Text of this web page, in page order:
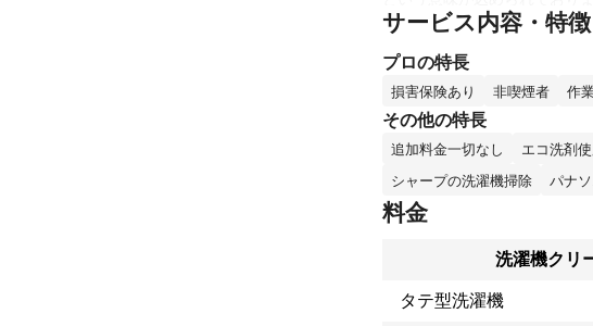
の資格を取得、一般社団法人日
エアコンクリーニング協会に
初めてハウスクリーニングを
った不安があると思いますが
す。
弊社では、小さなお子様から
環境にもやさしい天然植物洗
追加料金一切なしです！
サービス内容・特徴
プロの特長
損害保険あり 非喫煙者 作
その他の特長
追加料金一切なし エコ洗剤
シャープの洗濯機掃除
パナ
料金
洗濯機クリ
タテ型洗濯機